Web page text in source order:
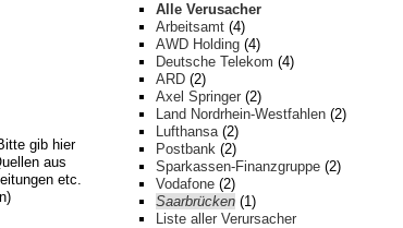
Alle Verusacher
Arbeitsamt (4)
AWD Holding (4)
Deutsche Telekom (4)
ARD (2)
Axel Springer (2)
Land Nordrhein-Westfahlen (2)
Lufthansa(2)
Postbank (2)
Sparkassen-Finanzgruppe (2)
Vodafone (2)
Saarbrücken (1)
Liste aller Verursacher
gib hier
aus
etc.